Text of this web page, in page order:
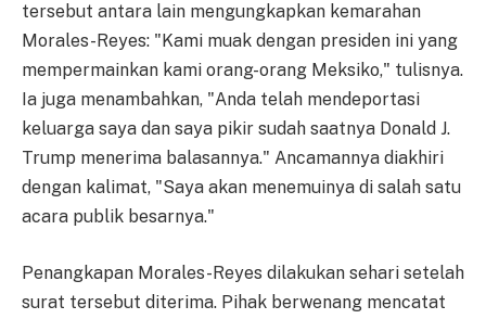
tersebut antara lain mengungkapkan kemarahan
Morales-Reyes: "Kami muak dengan presiden ini yang
mempermainkan kami orang-orang Meksiko," tulisnya.
Ia juga menambahkan, "Anda telah mendeportasi
keluarga saya dan saya pikir sudah saatnya Donald J.
Trump menerima balasannya." Ancamannya diakhiri
dengan kalimat, "Saya akan menemuinya di salah satu
acara publik besarnya."
Penangkapan Morales-Reyes dilakukan sehari setelah
surat tersebut diterima. Pihak berwenang mencatat